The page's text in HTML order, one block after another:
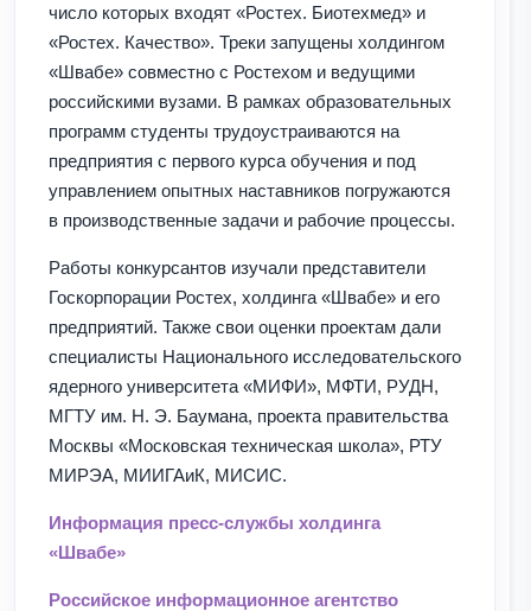
число которых входят «Ростех. Биотехмед» и
«Ростех. Качество». Треки запущены холдингом
«Швабе» совместно с Ростехом и ведущими
российскими вузами. В рамках образовательных
программ студенты трудоустраиваются на
предприятия с первого курса обучения и под
управлением опытных наставников погружаются
в производственные задачи и рабочие процессы.
Работы конкурсантов изучали представители
Госкорпорации Ростех, холдинга «Швабе» и его
предприятий. Также свои оценки проектам дали
специалисты Национального исследовательского
ядерного университета «МИФИ», МФТИ, РУДН,
МГТУ им. Н. Э. Баумана, проекта правительства
Москвы «Московская техническая школа», РТУ
МИРЭА, МИИГАиК, МИСИС.
Информация пресс-службы холдинга
«Швабе»
Российское информационное агентство